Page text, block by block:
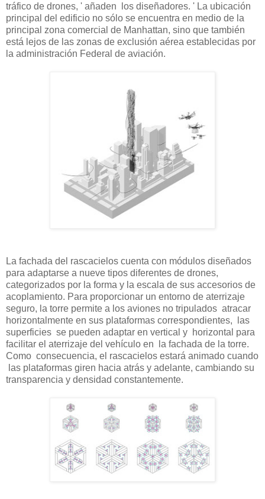
tráfico de drones, ' añaden los diseñadores. ' La ubicación
principal del edificio no sólo se encuentra en medio de la
principal zona comercial de Manhattan, sino que también
está lejos de las zonas de exclusión aérea establecidas por
la administración Federal de aviación.
La fachada del rascacielos cuenta con módulos diseñados
para adaptarse a nueve tipos diferentes de drones,
categorizados por la forma y la escala de sus accesorios de
acoplamiento. Para proporcionar un entorno de aterrizaje
seguro, la torre permite a los aviones no tripulados atracar
horizontalmente en sus plataformas correspondientes, las
superficies se pueden adaptar en vertical y horizontal para
facilitar el aterrizaje del vehículo en la fachada de la torre.
Como consecuencia, el rascacielos estará animado cuando
las plataformas giren hacia atrás y adelante, cambiando su
transparencia y densidad constantemente.